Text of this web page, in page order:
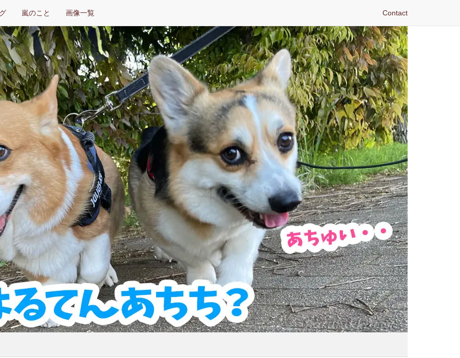
嵐のこと 画像一覧 Contact